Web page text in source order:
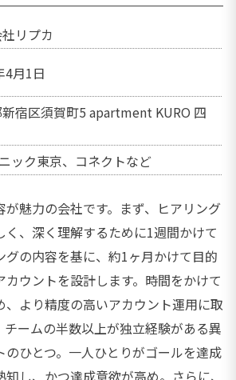
リプカ
4月1日
宿区須賀町5 apartment KURO 四
ック東京、コネクトなど
が魅力の会社です。まず、ヒアリング
く、深く理解するために1週間かけて
グの内容を基に、約1ヶ月かけて目的
カウントを設計します。時間をかけて
、より精度の高いアカウント運用に取
チームの半数以上が独立経験がある異
ひとつ。一人ひとりがゴールを達成
し、かつ達成意欲が高め。さらに、